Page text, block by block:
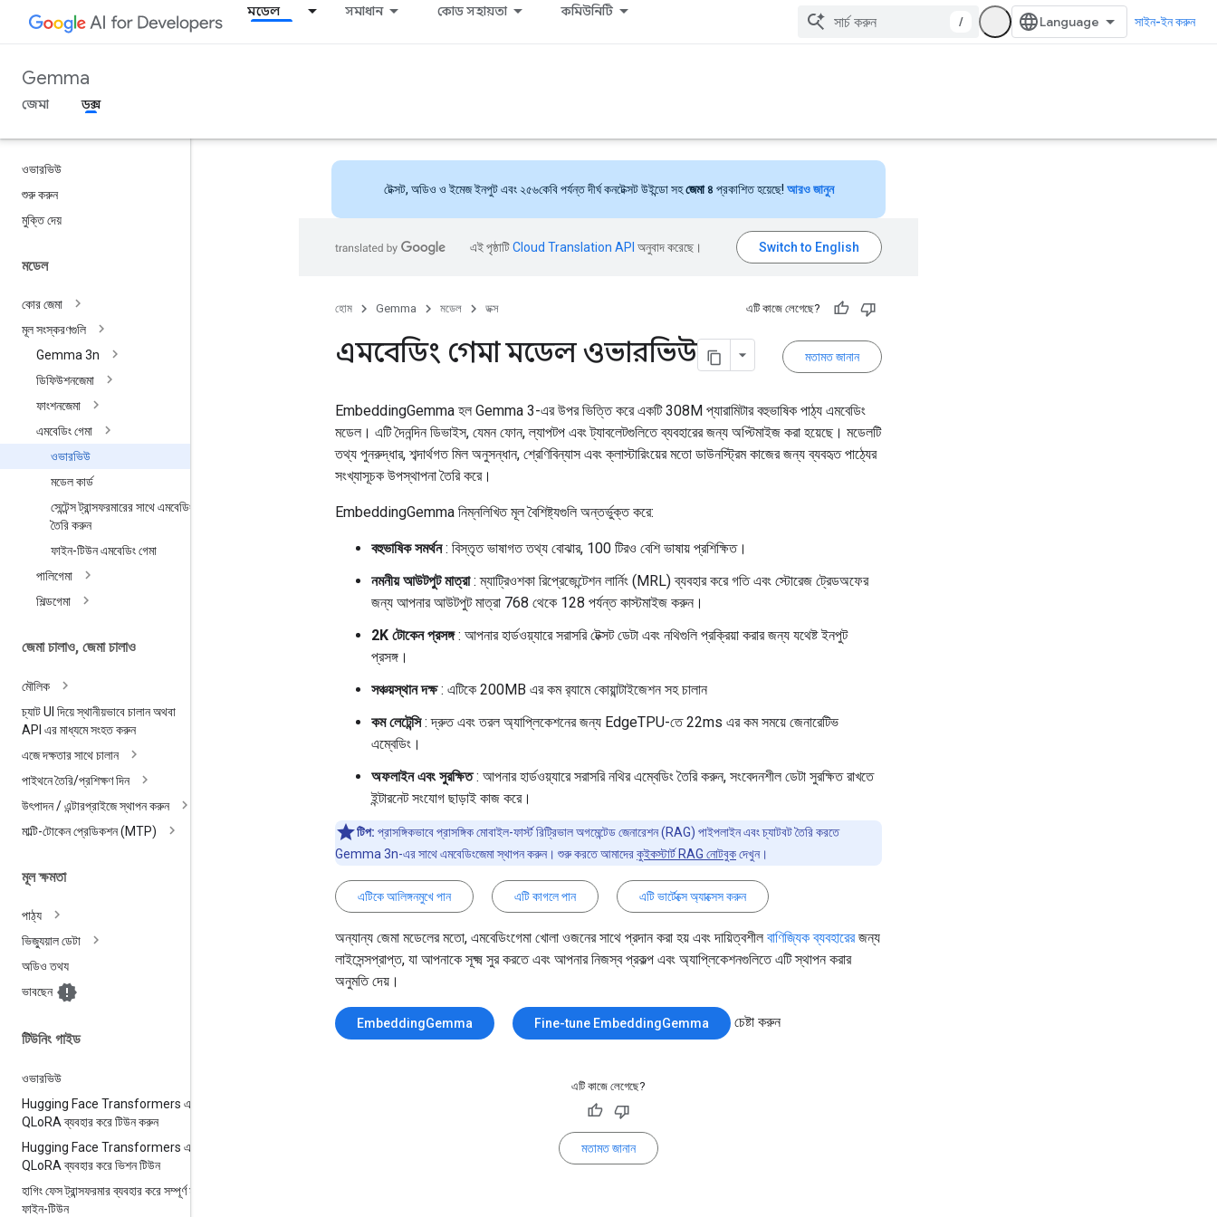
মডেল সমাধান কোড সহায়তা কমিউনিটি
/ সাইন-ইন করুন
Gemma
জেমা ডক্স
ওভারভিউ
শুরু করুন
মুক্তি দেয়
মডেল
কোর জেমা
মূল সংস্করণগুলি
Gemma 3n
ডিফিউশনজেমা
ফাংশনজেমা
এমবেডিং গেমা
ওভারভিউ
মডেল কার্ড
সেন্টেন্স ট্রান্সফরমারের সাথে এমবেডিং
তৈরি করুন
ফাইন-টিউন এমবেডিং গেমা
পালিগেমা
শিল্ডগেমা
জেমা চালাও, জেমা চালাও
মৌলিক
চ্যাট UI দিয়ে স্থানীয়ভাবে চালান অথবা
API এর মাধ্যমে সংহত করুন
এজে দক্ষতার সাথে চালান
পাইথনে তৈরি/প্রশিক্ষণ দিন
উৎপাদন/এন্টারপ্রাইজে স্থাপন করুন
মাল্টি-টোকেন প্রেডিকশন (MTP)
মূল ক্ষমতা
পাঠ্য
ভিজ্যুয়াল ডেটা
অডিও তথয
ভাবছেন
টিউনিং গাইড
ওভারভিউ
Hugging Face Transformers এবং
QLoRA ব্যবহার করে টিউন করুন
Hugging Face Transformers এবং
QLoRA ব্যবহার করে ভিশন টিউন
হাগিং ফেস ট্রান্সফরমার ব্যবহার করে সম্পূর্ণ মডেল
ফাইন-টিউন
টেক্সট, অডিও ও ইমেজ ইনপুট এবং ২৫৬কেবি পর্যন্ত দীর্ঘ কনটেক্সট উইন্ডো সহজেমা ৪ প্রকাশিত হয়েছে! আরও জানুন
এই পৃষ্ঠাটিCloud Translation API অনুবাদ করেছে।
হোম Gemma মডেল ডক্স এটি কাজে লেগেছে?
মতামত জানান
এমবেডিং গেমা মডেল ওভারভিউ
EmbeddingGemma হল Gemma 3-এর উপর ভিত্তি করে একটি 308M প্যারামিটার বহুভাষিক পাঠ্য এমবেডিং
মডেল। এটি দৈনন্দিন ডিভাইস, যেমন ফোন, ল্যাপটপ এবং ট্যাবলেটগুলিতে ব্যবহারের জন্য অপ্টিমাইজ করা হয়েছে। মডেলটি
তথ্য পুনরুদ্ধার, শব্দার্থগত মিল অনুসন্ধান, শ্রেণিবিন্যাস এবং ক্লাস্টারিংয়ের মতো ডাউনস্ট্রিম কাজের জন্য ব্যবহৃত পাঠ্যের
সংখ্যাসূচক উপস্থাপনা তৈরি করে।
EmbeddingGemma নিম্নলিখিত মূল বৈশিষ্ট্যগুলি অন্তর্ভুক্ত করে:
বহুভাষিক সমর্থন: বিস্তৃত ভাষাগত তথ্য বোঝার, 100 টিরও বেশি ভাষায় প্রশিক্ষিত।
নমনীয় আউটপুট মাত্রা: ম্যাট্রিওশকা রিপ্রেজেন্টেশন লার্নিং (MRL) ব্যবহার করে গতি এবং স্টোরেজ ট্রেডঅফের
জন্য আপনার আউটপুট মাত্রা 768 থেকে 128 পর্যন্ত কাস্টমাইজ করুন।
2K টোকেন প্রসঙ্গ: আপনার হার্ডওয়্যারে সরাসরি টেক্সট ডেটা এবং নথিগুলি প্রক্রিয়া করার জন্য যথেষ্ট ইনপুট
প্রসঙ্গ।
সঞ্চয়স্থান দক্ষ: এটিকে 200MB এর কম র‍্যামে কোয়ান্টাইজেশন সহ চালান
কম লেটেন্সি: দ্রুত এবং তরল অ্যাপ্লিকেশনের জন্য EdgeTPU-তে 22ms এর কম সময়ে জেনারেটিভ
এম্বেডিং।
অফলাইন এবং সুরক্ষিত: আপনার হার্ডওয়্যারে সরাসরি নথির এম্বেডিং তৈরি করুন, সংবেদনশীল ডেটা সুরক্ষিত রাখতে
ইন্টারনেট সংযোগ ছাড়াই কাজ করে।
টিপ: প্রাসঙ্গিকভাবে প্রাসঙ্গিক মোবাইল-ফার্স্ট রিট্রিভাল অগমেন্টেড জেনারেশন (RAG) পাইপলাইন এবং চ্যাটবট তৈরি করতে
Gemma 3n-এর সাথে এমবেডিংজেমা স্থাপন করুন। শুরু করতে আমাদেরকুইকস্টার্ট RAG নোটবুকদেখুন।
এটিকে আলিঙ্গনমুখে পান এটি কাগলে পান এটি ভার্টেক্সে অ্যাক্সেস করুন
অন্যান্য জেমা মডেলের মতো, এমবেডিংগেমা খোলা ওজনের সাথে প্রদান করা হয় এবং দায়িত্বশীল বাণিজ্যিক ব্যবহারেরজন্য
লাইসেন্সপ্রাপ্ত, যা আপনাকে সূক্ষ্ম সুর করতে এবং আপনার নিজস্ব প্রকল্প এবং অ্যাপ্লিকেশনগুলিতে এটি স্থাপন করার
অনুমতি দেয়।
EmbeddingGemma Fine-tune EmbeddingGemma চেষ্টা করুন
এটি কাজে লেগেছে?
মতামত জানান